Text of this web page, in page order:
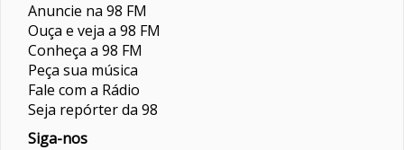
Anuncie na 98 FM
Ouça e veja a 98 FM
Conheça a 98 FM
Peça sua música
Fale com a Rádio
Seja repórter da 98
Siga-nos